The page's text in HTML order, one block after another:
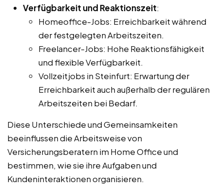
Verfügbarkeit und Reaktionszeit:
Homeoffice-Jobs: Erreichbarkeit während
der festgelegten Arbeitszeiten.
Freelancer-Jobs: Hohe Reaktionsfähigkeit
und flexible Verfügbarkeit.
Vollzeitjobs in Steinfurt: Erwartung der
Erreichbarkeit auch außerhalb der regulären
Arbeitszeiten bei Bedarf.
Diese Unterschiede und Gemeinsamkeiten
beeinflussen die Arbeitsweise von
Versicherungsberatern im Home Office und
bestimmen, wie sie ihre Aufgaben und
Kundeninteraktionen organisieren.